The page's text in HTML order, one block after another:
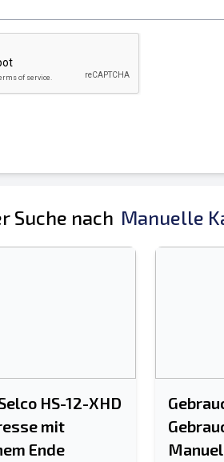
Suche nach Manuelle
HS-12-XHD
mit
Ende